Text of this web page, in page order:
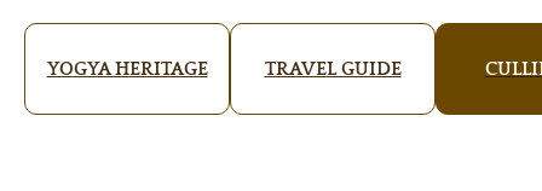
YOGYA HERITAGE TRAVEL GUIDE